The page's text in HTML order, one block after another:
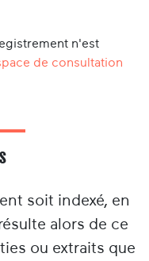
n'est
de consultation
soit indexé, en
alors de ce
ou extraits que